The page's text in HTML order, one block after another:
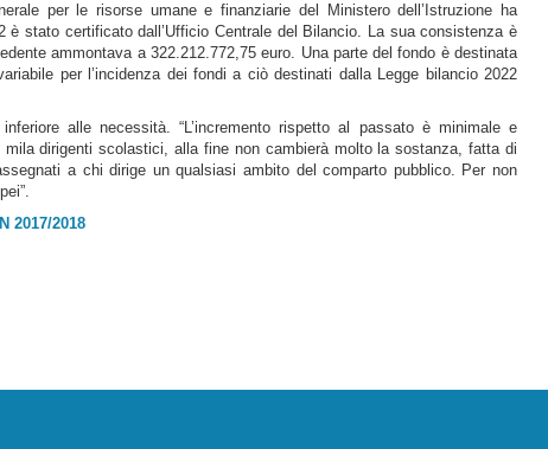
per le risorse umane e finanziarie del Ministero dell’Istruzione ha
stato certificato dall’Ufficio Centrale del Bilancio. La sua consistenza è
ammontava a 322.212.772,75 euro. Una parte del fondo è destinata
per l’incidenza dei fondi a ciò destinati dalla Legge bilancio 2022
alle necessità. “L’incremento rispetto al passato è minimale e
dirigenti scolastici, alla fine non cambierà molto la sostanza, fatta di
a chi dirige un qualsiasi ambito del comparto pubblico. Per non
2017/2018